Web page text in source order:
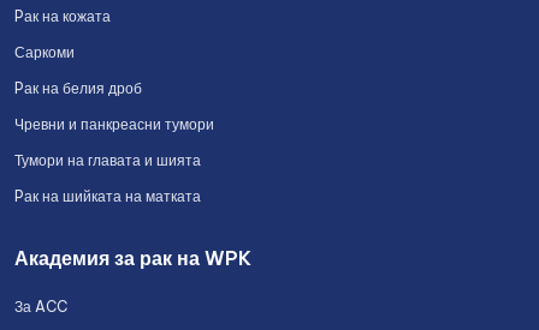
Pак на кожата
Саркоми
Pак на белия дроб
Чревни и панкреасни тумори
Тумори на главата и шията
Pак на шийката на матката
Академия за рак на WPK
За ACC